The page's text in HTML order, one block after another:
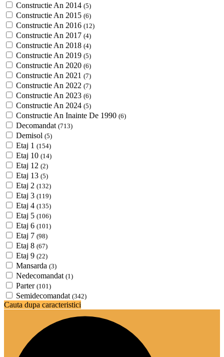
Constructie An 2014 (5)
Constructie An 2015 (6)
Constructie An 2016 (12)
Constructie An 2017 (4)
Constructie An 2018 (4)
Constructie An 2019 (5)
Constructie An 2020 (6)
Constructie An 2021 (7)
Constructie An 2022 (7)
Constructie An 2023 (6)
Constructie An 2024 (5)
Constructie An Inainte De 1990 (6)
Decomandat (713)
Demisol (5)
Etaj 1 (154)
Etaj 10 (14)
Etaj 12 (2)
Etaj 13 (5)
Etaj 2 (132)
Etaj 3 (119)
Etaj 4 (135)
Etaj 5 (106)
Etaj 6 (101)
Etaj 7 (98)
Etaj 8 (67)
Etaj 9 (22)
Mansarda (3)
Nedecomandat (1)
Parter (101)
Semidecomandat (342)
Cauta dupa caracteristici